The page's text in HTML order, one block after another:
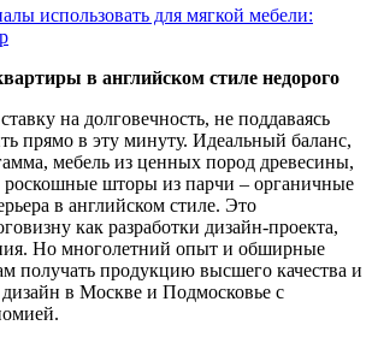
использовать для мягкой мебели:
в английском стиле недорого
на долговечность, не поддаваясь
прямо в эту минуту. Идеальный баланс,
мебель из ценных пород древесины,
шторы из парчи – органичные
в английском стиле. Это
как разработки дизайн-проекта,
Но многолетний опыт и обширные
получать продукцию высшего качества и
дизайн в Москве и Подмосковье с